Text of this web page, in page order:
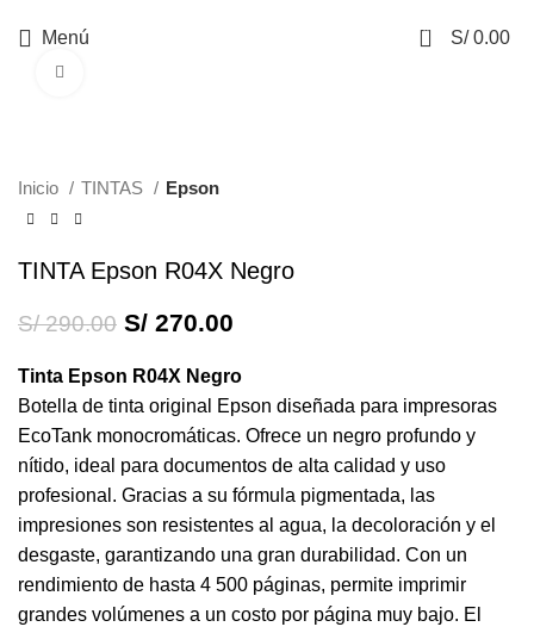
Menú 0 S/0.00
Inicio TINTAS Epson
TINTA Epson R04X Negro
S/290.00 S/ 270.00
Tinta Epson R04X Negro
Botella de tinta original Epson diseñada para impresoras
EcoTank monocromáticas. Ofrece un negro profundo y
nítido, ideal para documentos de alta calidad y uso
profesional. Gracias a su fórmula pigmentada, las
impresiones son resistentes al agua, la decoloración y el
desgaste, garantizando una gran durabilidad. Con un
rendimiento de hasta 4 500 páginas, permite imprimir
grandes volúmenes a un costo por página muy bajo. El